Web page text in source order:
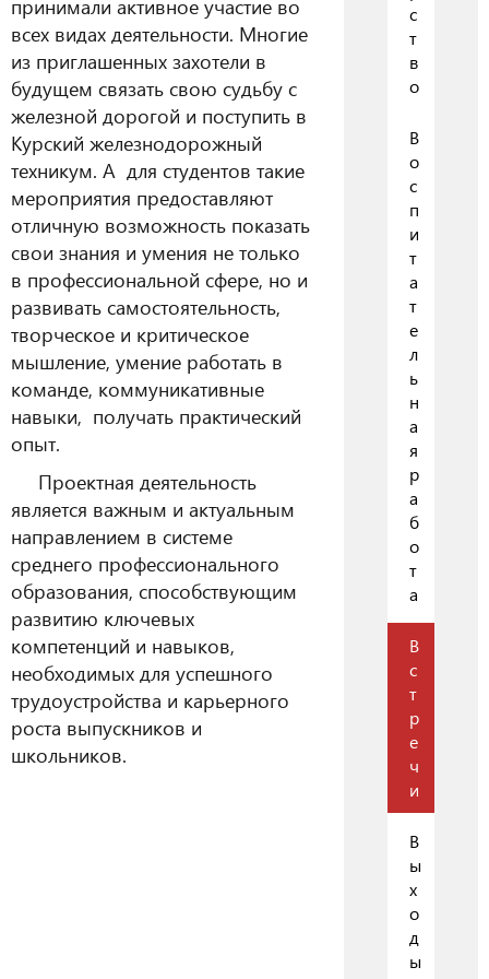
принимали активное участие во
всех видах деятельности. Многие
из приглашенных захотели в
будущем связать свою судьбу с
железной дорогой и поступить в
Курский железнодорожный
техникум. А для студентов такие
мероприятия предоставляют
отличную возможность показать
свои знания и умения не только
в профессиональной сфере, но и
развивать самостоятельность,
творческое и критическое
мышление, умение работать в
команде, коммуникативные
навыки, получать практический
опыт.
Проектная деятельность
является важным и актуальным
направлением в системе
среднего профессионального
образования, способствующим
развитию ключевых
компетенций и навыков,
необходимых для успешного
трудоустройства и карьерного
роста выпускников и
школьников.
с
т
в
о
В
о
с
п
и
т
а
т
е
л
ь
н
а
я
р
а
б
о
т
а
В
с
т
р
е
ч
и
В
ы
х
о
д
ы